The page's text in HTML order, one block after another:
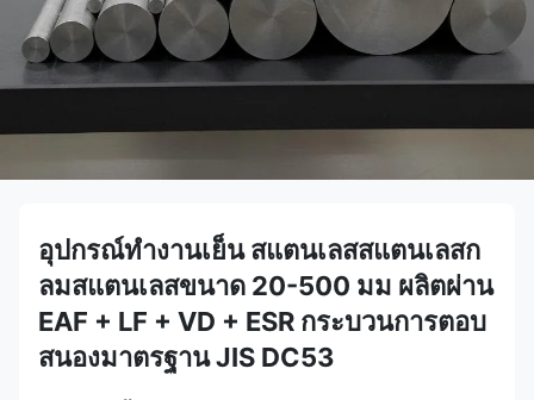
อุปกรณ์ทํางานเย็น สแตนเลสสแตนเลสก
ลมสแตนเลสขนาด 20-500 มม ผลิตผ่าน
EAF + LF + VD + ESR กระบวนการตอบ
สนองมาตรฐาน JIS DC53